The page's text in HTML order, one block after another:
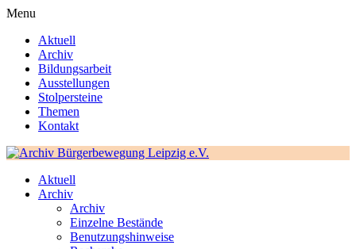
Menu
Aktuell
Archiv
Bildungsarbeit
Ausstellungen
Stolpersteine
Themen
Kontakt
Aktuell
Archiv
Archiv
Einzelne Bestände
Benutzungshinweise